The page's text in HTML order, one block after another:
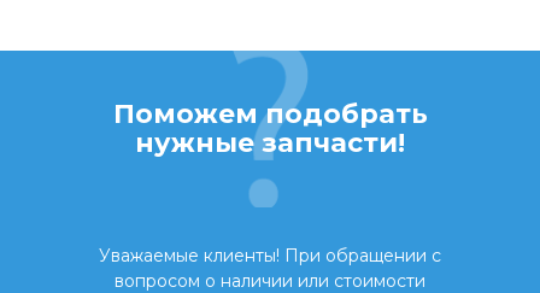
Поможем подобрать
нужные запчасти!
Уважаемые клиенты! При обращении с
вопросом о наличии или стоимости